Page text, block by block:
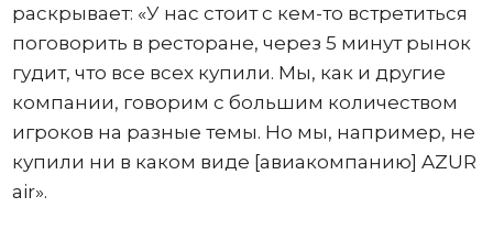
раскрывает: «У нас стоит с кем-то встретиться
поговорить в ресторане, через 5 минут рынок
гудит, что все всех купили. Мы, как и другие
компании, говорим с большим количеством
игроков на разные темы. Но мы, например, не
купили ни в каком виде [авиакомпанию] AZUR
air».